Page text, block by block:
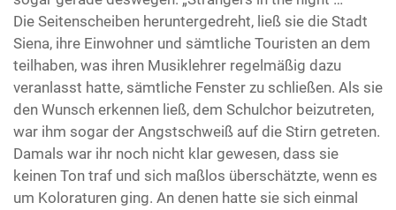
Die Seitenscheiben heruntergedreht, ließ sie die Stadt
Siena, ihre Einwohner und sämtliche Touristen an dem
teilhaben, was ihren Musiklehrer regelmäßig dazu
veranlasst hatte, sämtliche Fenster zu schließen. Als sie
den Wunsch erkennen ließ, dem Schulchor beizutreten,
war ihm sogar der Angstschweiß auf die Stirn getreten.
Damals war ihr noch nicht klar gewesen, dass sie
keinen Ton traf und sich maßlos überschätzte, wenn es
um Koloraturen ging. An denen hatte sie sich einmal